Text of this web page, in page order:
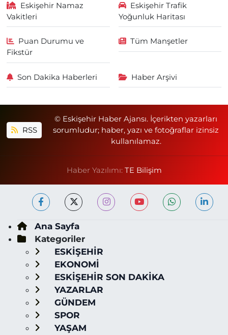
Eskişehir Namaz
Vakitleri
Eskişehir Trafik
Yoğunluk Haritası
Puan Durumu ve
Fikstür
Tüm Manşetler
Son Dakika Haberleri Haber Arşivi
RSS
© Eskişehir Haber Ajansı. İçerikten yazarları
sorumludur; haber, yazı ve fotoğraflar izinsiz
kullanılamaz.
Haber Yazılımı: TE Bilişim
Ana Sayfa
Kategoriler
ESKİŞEHİR
EKONOMİ
ESKİŞEHİR SON DAKİKA
YAZARLAR
GÜNDEM
SPOR
YAŞAM